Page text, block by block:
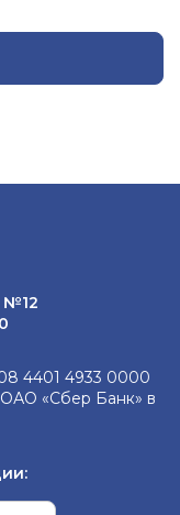
№12
4401 4933 0000
«Сбер Банк» в